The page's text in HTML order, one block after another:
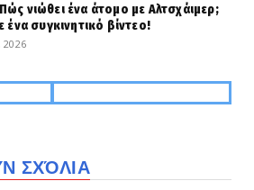
νιώθει ένα άτομο με Αλτσχάιμερ;
ένα συγκινητικό βίντεο!
ΣΧΌΛΙΑ